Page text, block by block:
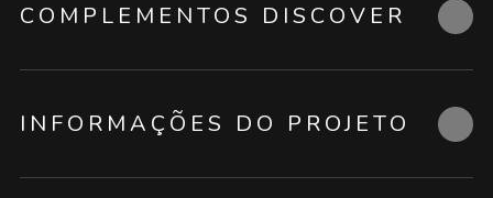
COMPLEMENTOS DISCOVER
INFORMAÇÕES DO PROJETO